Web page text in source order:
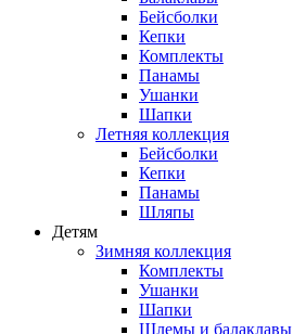
Бейсболки
Кепки
Комплекты
Панамы
Ушанки
Шапки
Летняя коллекция
Бейсболки
Кепки
Панамы
Шляпы
Детям
Зимняя коллекция
Комплекты
Ушанки
Шапки
Шлемы и балаклавы